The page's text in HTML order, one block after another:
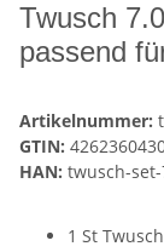
Twusch
passend
Artikelnummer:
GTIN:
HAN: twusch-
1 St